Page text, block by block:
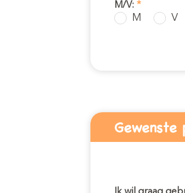
M/V: *
M V
Gewenste